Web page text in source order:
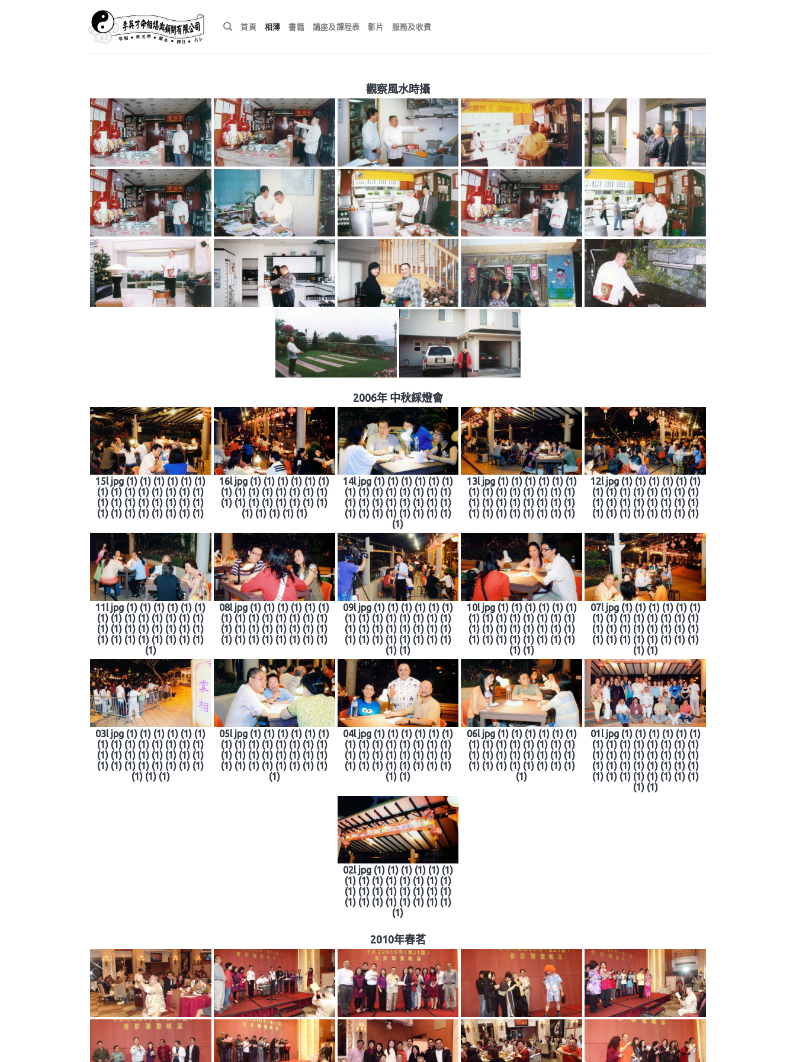
首頁 相薄 書籍 講座及課程表 影片 服務及收費
觀察風水時攝
2006年 中秋綵燈會
15l jpg (1) (1) (1) (1) (1) (1)
(1) (1) (1) (1) (1) (1) (1) (1)
(1) (1) (1) (1) (1) (1) (1) (1)
(1) (1) (1) (1) (1) (1) (1) (1)
16l jpg (1) (1) (1) (1) (1) (1)
(1) (1) (1) (1) (1) (1) (1) (1)
(1) (1) (1) (1) (1) (1) (1) (1)
(1) (1) (1) (1) (1)
14l jpg (1) (1) (1) (1) (1) (1)
(1) (1) (1) (1) (1) (1) (1) (1)
(1) (1) (1) (1) (1) (1) (1) (1)
(1) (1) (1) (1) (1) (1) (1) (1)
(1)
13l jpg (1) (1) (1) (1) (1) (1)
(1) (1) (1) (1) (1) (1) (1) (1)
(1) (1) (1) (1) (1) (1) (1) (1)
(1) (1) (1) (1) (1) (1) (1) (1)
12l jpg (1) (1) (1) (1) (1) (1)
(1) (1) (1) (1) (1) (1) (1) (1)
(1) (1) (1) (1) (1) (1) (1) (1)
(1) (1) (1) (1) (1) (1) (1) (1)
11l jpg (1) (1) (1) (1) (1) (1)
(1) (1) (1) (1) (1) (1) (1) (1)
(1) (1) (1) (1) (1) (1) (1) (1)
(1) (1) (1) (1) (1) (1) (1) (1)
(1)
08l jpg (1) (1) (1) (1) (1) (1)
(1) (1) (1) (1) (1) (1) (1) (1)
(1) (1) (1) (1) (1) (1) (1) (1)
(1) (1) (1) (1) (1) (1) (1) (1)
09l jpg (1) (1) (1) (1) (1) (1)
(1) (1) (1) (1) (1) (1) (1) (1)
(1) (1) (1) (1) (1) (1) (1) (1)
(1) (1) (1) (1) (1) (1) (1) (1)
(1) (1)
10l jpg (1) (1) (1) (1) (1) (1)
(1) (1) (1) (1) (1) (1) (1) (1)
(1) (1) (1) (1) (1) (1) (1) (1)
(1) (1) (1) (1) (1) (1) (1) (1)
(1) (1)
07l jpg (1) (1) (1) (1) (1) (1)
(1) (1) (1) (1) (1) (1) (1) (1)
(1) (1) (1) (1) (1) (1) (1) (1)
(1) (1) (1) (1) (1) (1) (1) (1)
(1) (1)
03l jpg (1) (1) (1) (1) (1) (1)
(1) (1) (1) (1) (1) (1) (1) (1)
(1) (1) (1) (1) (1) (1) (1) (1)
(1) (1) (1) (1) (1) (1) (1) (1)
(1) (1) (1)
05l jpg (1) (1) (1) (1) (1) (1)
(1) (1) (1) (1) (1) (1) (1) (1)
(1) (1) (1) (1) (1) (1) (1) (1)
(1) (1) (1) (1) (1) (1) (1) (1)
(1)
04l jpg (1) (1) (1) (1) (1) (1)
(1) (1) (1) (1) (1) (1) (1) (1)
(1) (1) (1) (1) (1) (1) (1) (1)
(1) (1) (1) (1) (1) (1) (1) (1)
(1) (1)
06l jpg (1) (1) (1) (1) (1) (1)
(1) (1) (1) (1) (1) (1) (1) (1)
(1) (1) (1) (1) (1) (1) (1) (1)
(1) (1) (1) (1) (1) (1) (1) (1)
(1)
01l jpg (1) (1) (1) (1) (1) (1)
(1) (1) (1) (1) (1) (1) (1) (1)
(1) (1) (1) (1) (1) (1) (1) (1)
(1) (1) (1) (1) (1) (1) (1) (1)
(1) (1) (1) (1) (1) (1) (1) (1)
(1) (1)
02l jpg (1) (1) (1) (1) (1) (1)
(1) (1) (1) (1) (1) (1) (1) (1)
(1) (1) (1) (1) (1) (1) (1) (1)
(1) (1) (1) (1) (1) (1) (1) (1)
(1)
2010年春茗